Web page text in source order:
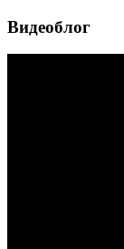
Видеоблог